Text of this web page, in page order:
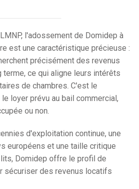
l'adossement de Domidep à
est une caractéristique précieuse :
précisément des revenus
ce qui aligne leurs intérêts
de chambres. C'est le
loyer prévu au bail commercial,
ou non.
d'exploitation continue, une
européens et une taille critique
Domidep offre le profil de
sécuriser des revenus locatifs